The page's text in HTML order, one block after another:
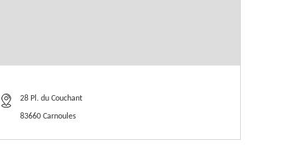
28 Pl. du Couchant
83660 Carnoules